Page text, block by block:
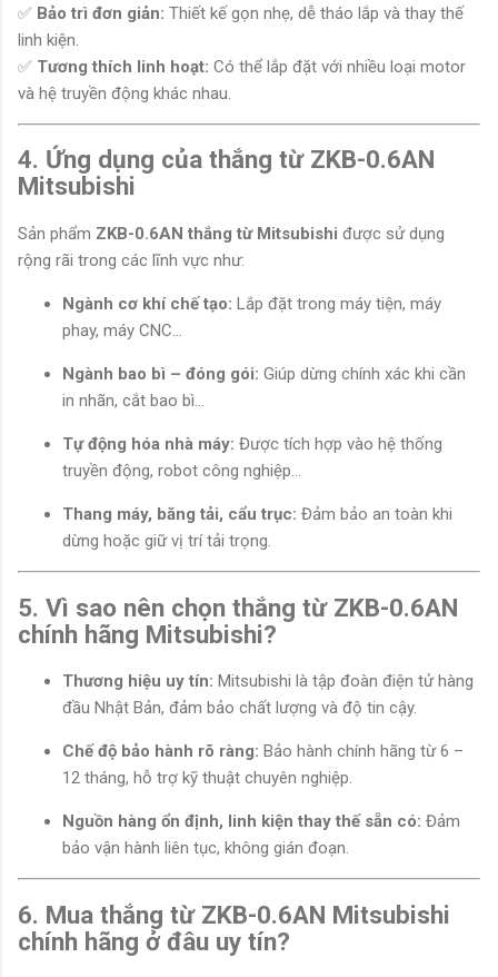
✅ Bảo trì đơn giản: Thiết kế gọn nhẹ, dễ tháo lắp và thay thế
linh kiện.
✅ Tương thích linh hoạt: Có thể lắp đặt với nhiều loại motor
và hệ truyền động khác nhau.
4. Ứng dụng của thắng từ ZKB-0.6AN
Mitsubishi
Sản phẩm ZKB-0.6AN thắng từ Mitsubishi được sử dụng
rộng rãi trong các lĩnh vực như:
Ngành cơ khí chế tạo: Lắp đặt trong máy tiện, máy
phay, máy CNC…
Ngành bao bì – đóng gói: Giúp dừng chính xác khi cần
in nhãn, cắt bao bì...
Tự động hóa nhà máy: Được tích hợp vào hệ thống
truyền động, robot công nghiệp...
Thang máy, băng tải, cẩu trục: Đảm bảo an toàn khi
dừng hoặc giữ vị trí tải trọng.
5. Vì sao nên chọn thắng từ ZKB-0.6AN
chính hãng Mitsubishi?
Thương hiệu uy tín: Mitsubishi là tập đoàn điện tử hàng
đầu Nhật Bản, đảm bảo chất lượng và độ tin cậy.
Chế độ bảo hành rõ ràng: Bảo hành chính hãng từ 6 –
12 tháng, hỗ trợ kỹ thuật chuyên nghiệp.
Nguồn hàng ổn định, linh kiện thay thế sẵn có: Đảm
bảo vận hành liên tục, không gián đoạn.
6. Mua thắng từ ZKB-0.6AN Mitsubishi
chính hãng ở đâu uy tín?